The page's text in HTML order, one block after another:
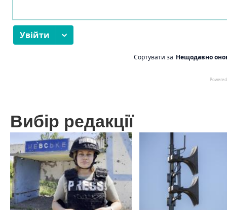
Вибір редакції